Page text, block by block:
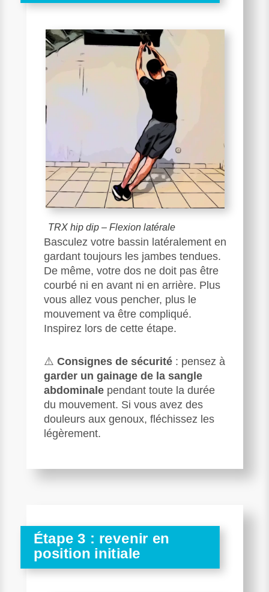
TRX hip dip – Flexion latérale
Basculez votre bassin latéralement en
gardant toujours les jambes tendues.
De même, votre dos ne doit pas être
courbé ni en avant ni en arrière. Plus
vous allez vous pencher, plus le
mouvement va être compliqué.
Inspirez lors de cette étape.
⚠️ Consignes de sécurité: pensez à
garder un gainage de la sangle
abdominalependant toute la durée
du mouvement. Si vous avez des
douleurs aux genoux, fléchissez les
légèrement.
Étape 3 : revenir en
position initiale